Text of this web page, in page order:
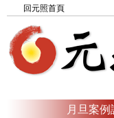
回元照首頁
月旦案例